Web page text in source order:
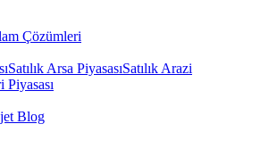
Çözümleri
Satılık Arsa PiyasasıSatılık Arazi
Piyasası
Blog